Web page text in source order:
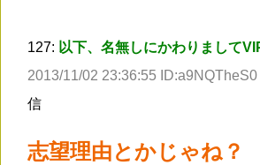
127: 以下、名無しにかわりまして
2013/11/02 23:36:55 ID:a9NQTheS0
信
志望理由とかじゃね？